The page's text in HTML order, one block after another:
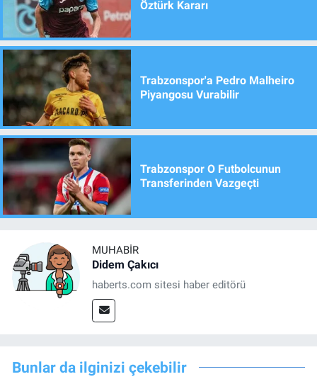
Öztürk Kararı
Trabzonspor'a Pedro Malheiro
Piyangosu Vurabilir
Trabzonspor O Futbolcunun
Transferinden Vazgeçti
MUHABIR
Didem Çakıcı
haberts.com sitesi haber editörü
Bunlar da ilginizi çekebilir